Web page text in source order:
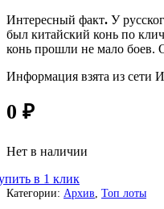
Интересный факт. У
был китайский конь по
конь прошли не мало боев.
Информация взята из сети
0 ₽
Нет в наличии
в 1 клик
Категории: Архив Топ лоты